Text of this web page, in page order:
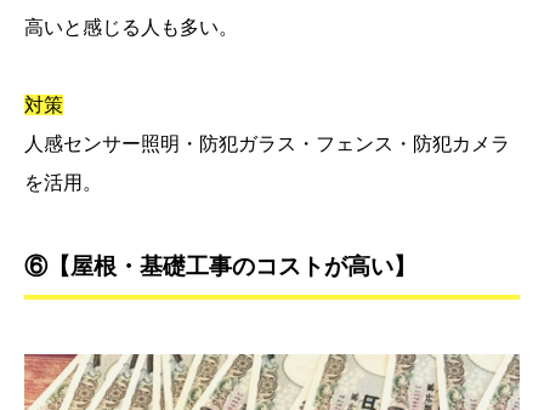
高いと感じる人も多い。
対策
人感センサー照明・防犯ガラス・フェンス・防犯カメラ
を活用。
⑥【屋根・基礎工事のコストが高い】